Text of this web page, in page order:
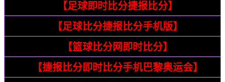
【足球即时比分捷报比分】
【足球比分捷报比分手机版】
【篮球比分网即时比分】
【捷报比分即时比分手机巴黎奥运会】